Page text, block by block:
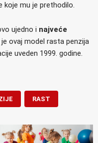
koje mu je prethodilo.
ujedno i najveće
ovaj model rasta penzija
uveden 1999. godine.
RAST